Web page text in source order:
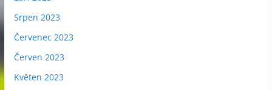
Srpen 2023
Červenec 2023
Červen 2023
Květen 2023